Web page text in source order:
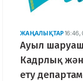
ЖАҢАЛЫҚТАР
Ауыл
Кадрлық
ету